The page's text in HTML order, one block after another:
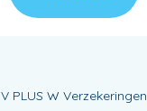
V PLUS W Verzekeringen